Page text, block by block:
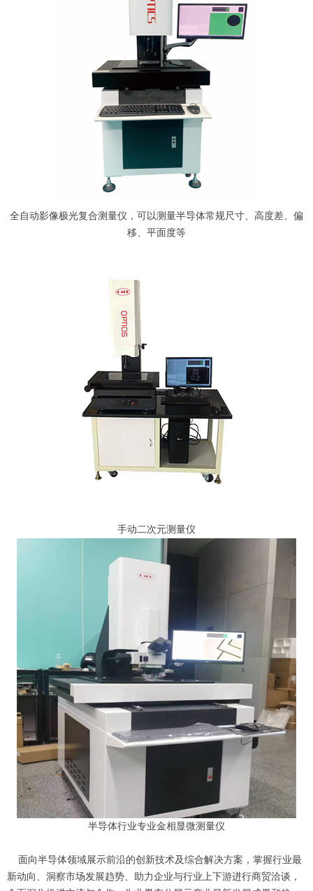
全自动影像极光复合测量仪，可以测量半导体常规尺寸、高度差、偏
移、平面度等
手动二次元测量仪
半导体行业专业金相显微测量仪
面向半导体领域展示前沿的创新技术及综合解决方案，掌握行业最
新动向、洞察市场发展趋势、助力企业与行业上下游进行商贸洽谈，